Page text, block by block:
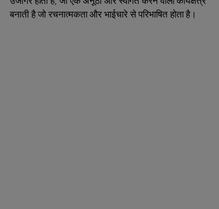
बनाती है जो रचनात्मकता और भाईचारे से परिभाषित होता है।